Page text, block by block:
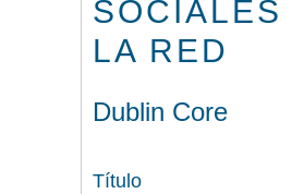
SOCIALES
LA RED
Dublin Core
Título